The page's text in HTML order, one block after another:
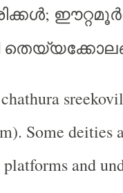
;
Some deities
and